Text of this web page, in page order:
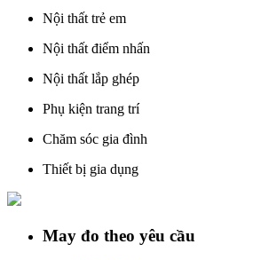
Nội thất trẻ em
Nội thất điểm nhấn
Nội thất lắp ghép
Phụ kiện trang trí
Chăm sóc gia đình
Thiết bị gia dụng
May đo theo yêu cầu